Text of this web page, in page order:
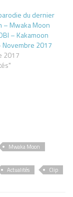
du dernier
– Mwaka Moon
– Kakamoon
Novembre 2017
2017
Mwaka Moon
Actualités Clip